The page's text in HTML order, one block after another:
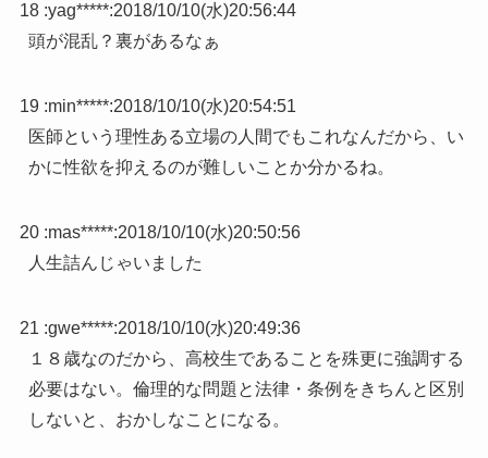
18 :yag*****:2018/10/10(水)20:56:44
頭が混乱？裏があるなぁ
19 :min*****:2018/10/10(水)20:54:51
医師という理性ある立場の人間でもこれなんだから、い
かに性欲を抑えるのが難しいことか分かるね。
20 :mas*****:2018/10/10(水)20:50:56
人生詰んじゃいました
21 :gwe*****:2018/10/10(水)20:49:36
１８歳なのだから、高校生であることを殊更に強調する
必要はない。倫理的な問題と法律・条例をきちんと区別
しないと、おかしなことになる。